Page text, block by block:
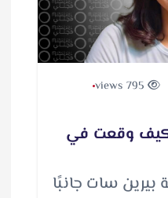
وقعت في
بيرين سات جانبًا